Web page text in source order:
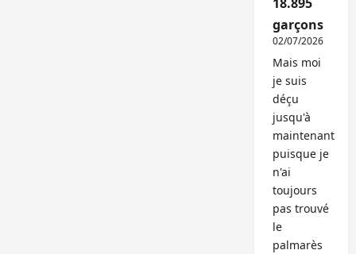
garçons
02/07/2026
Mais moi
je suis
déçu
jusqu'à
maintenant
puisque je
n'ai
toujours
pas trouvé
le
palmarès